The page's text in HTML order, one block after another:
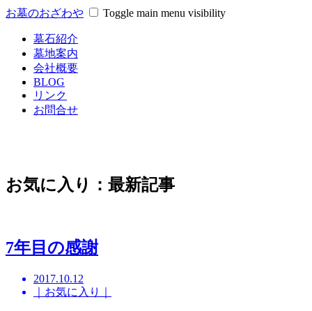
お墓のおざわや Toggle main menu visibility
墓石紹介
墓地案内
会社概要
BLOG
リンク
お問合せ
お気に入り：最新記事
7年目の感謝
2017.10.12
｜お気に入り｜